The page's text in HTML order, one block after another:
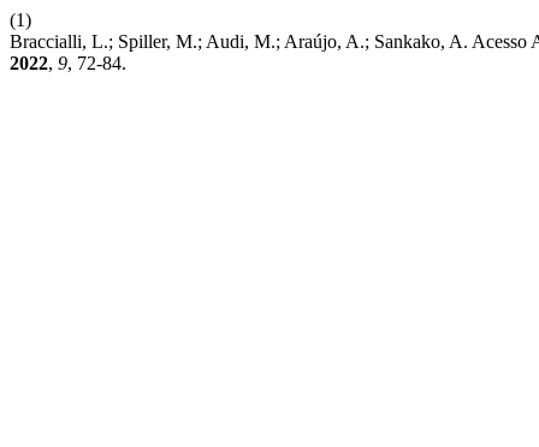
(1)
Braccialli, L.; Spiller, M.; Audi, M.; Araújo, A.; Sankako, A. Acesso
2022, 9, 72-84.